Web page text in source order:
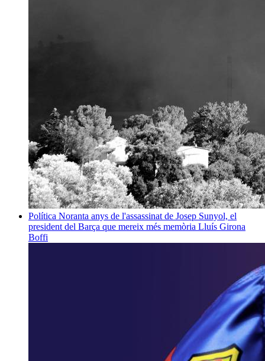
Política Noranta anys de l'assassinat de Josep Sunyol, el
president del Barça que mereix més memòria Lluís Girona
Boffi